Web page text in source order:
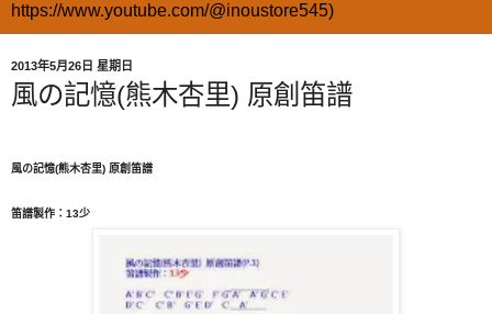
https://www.youtube.com/@inoustore545)
2013年5月26日 星期日
風の記憶(熊木杏里) 原創笛譜
風の記憶(熊木杏里) 原創笛譜
笛譜製作： 13少